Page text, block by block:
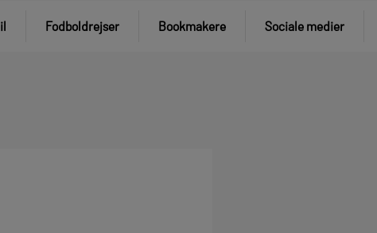
Fodboldrejser Bookmakere Sociale medier